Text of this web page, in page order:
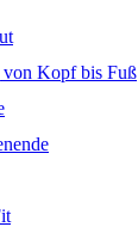
von Kopf bis Fuß